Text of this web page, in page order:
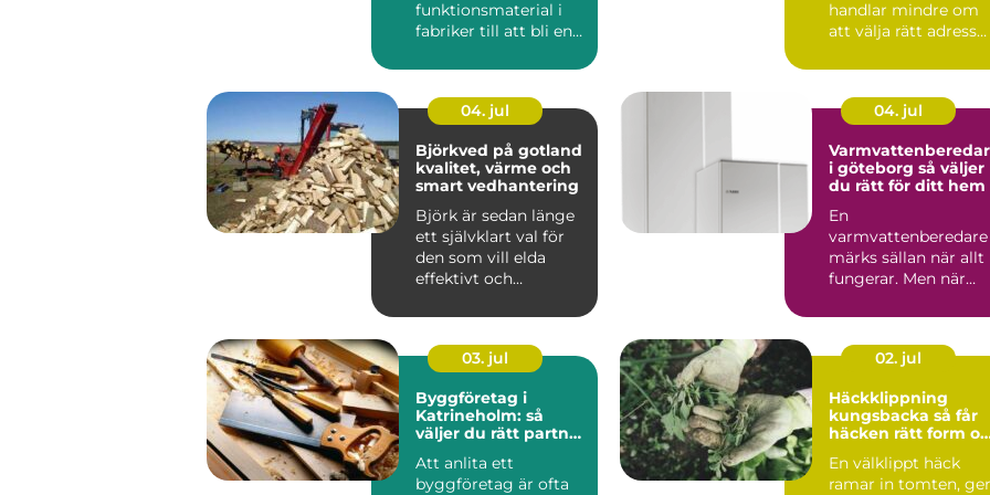
funktionsmaterial i
fabriker till att bli en
handlar mindre om
att välja rätt adress
vil...
04. jul
Björkved på gotland
kvalitet, värme och
smart vedhantering
Björk är sedan länge
ett självklart val för
den som vill elda
effektivt och
trivsel ...
04. jul
i göteborg så väljer
du rätt för ditt hem
En
varmvattenberedare
märks sällan när allt
fungerar. Men när
kall eller elrä...
03. jul
Byggföretag i
Katrineholm: så
väljer du rätt partner
Att anlita ett
byggföretag är ofta
02. jul
Häckklippning
kungsbacka så får
häcken rätt form
En välklippt häck
ramar in tomten, ger